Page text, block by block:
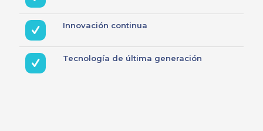
Innovación continua
Tecnología de última generación